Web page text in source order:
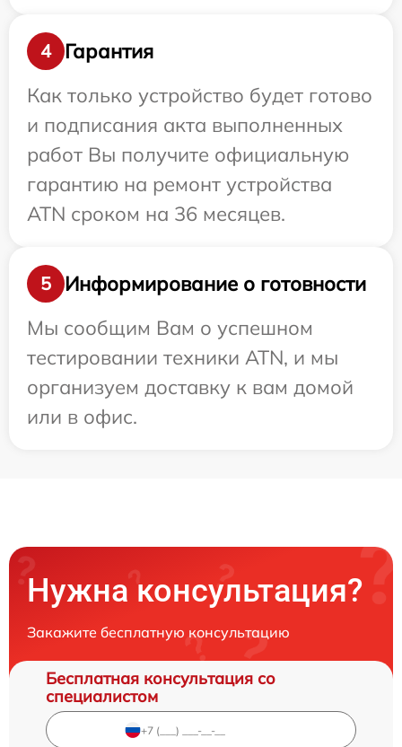
4
Гарантия
Как только устройство будет готово
и подписания акта выполненных
работ Вы получите официальную
гарантию на ремонт устройства
ATN сроком на 36 месяцев.
5
Информирование о готовности
Мы сообщим Вам о успешном
тестировании техники ATN, и мы
организуем доставку к вам домой
или в офис.
Нужна консультация?
Закажите бесплатную консультацию
Бесплатная консультация со
специалистом